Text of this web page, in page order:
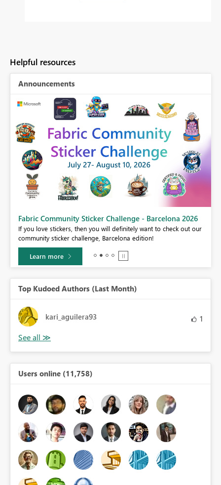
Helpful resources
Announcements
Fabric Community Sticker Challenge - Barcelona 2026
If you love stickers, then you will definitely want to check out our
community sticker challenge, Barcelona edition!
Learn more
Top Kudoed Authors (Last Month)
kari_aguilera93 1
Users online (11,758)